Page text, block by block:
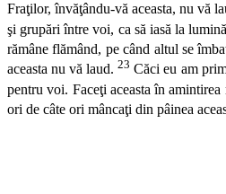
Fraţilor, învăţându-vă aceasta, nu vă
şi grupări între voi, ca să iasă la
rămâne flămând, pe când altul se
aceasta nu vă laud.23 Căci eu am
pentru voi. Faceţi aceasta în amintirea
ori de câte ori mâncaţi din pâinea